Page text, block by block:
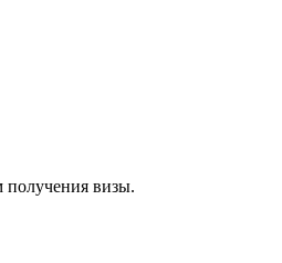
получения визы.